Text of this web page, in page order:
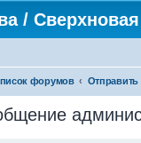
/
форумов